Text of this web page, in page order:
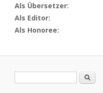
Als Übersetzer:
Als Editor:
Als Honoree:
Search